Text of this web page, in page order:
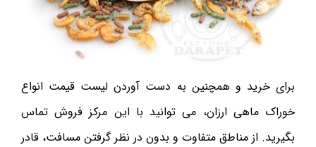
برای خرید و همچنین به دست آوردن لیست قیمت انواع
خوراک ماهی ارزان، می توانید با این مرکز فروش تماس
بگیرید. از مناطق متفاوت و بدون در نظر گرفتن مسافت، قادر